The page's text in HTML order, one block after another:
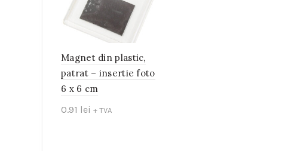
Magnet din plastic,
patrat – insertie foto
6 x 6 cm
0.91 lei + TVA